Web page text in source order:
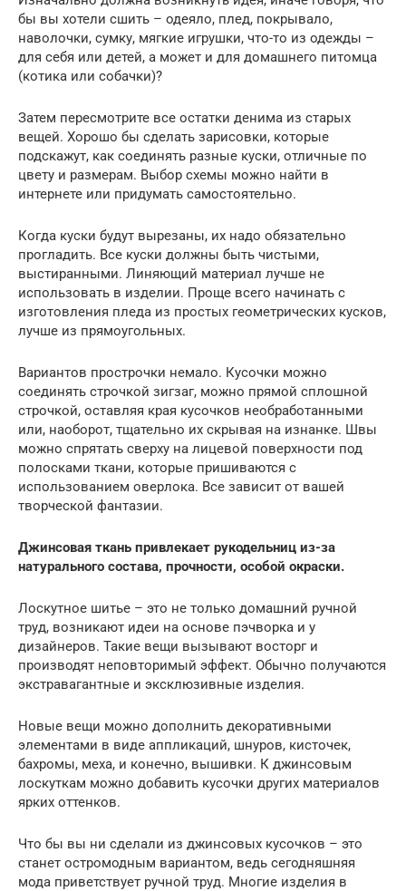
бы вы хотели сшить – одеяло, плед, покрывало,
наволочки, сумку, мягкие игрушки, что-то из одежды –
для себя или детей, а может и для домашнего питомца
(котика или собачки)?
Затем пересмотрите все остатки денима из старых
вещей. Хорошо бы сделать зарисовки, которые
подскажут, как соединять разные куски, отличные по
цвету и размерам. Выбор схемы можно найти в
интернете или придумать самостоятельно.
Когда куски будут вырезаны, их надо обязательно
прогладить. Все куски должны быть чистыми,
выстиранными. Линяющий материал лучше не
использовать в изделии. Проще всего начинать с
изготовления пледа из простых геометрических кусков,
лучше из прямоугольных.
Вариантов прострочки немало. Кусочки можно
соединять строчкой зигзаг, можно прямой сплошной
строчкой, оставляя края кусочков необработанными
или, наоборот, тщательно их скрывая на изнанке. Швы
можно спрятать сверху на лицевой поверхности под
полосками ткани, которые пришиваются с
использованием оверлока. Все зависит от вашей
творческой фантазии.
Джинсовая ткань привлекает рукодельниц из-за
натурального состава, прочности, особой окраски.
Лоскутное шитье – это не только домашний ручной
труд, возникают идеи на основе пэчворка и у
дизайнеров. Такие вещи вызывают восторг и
производят неповторимый эффект. Обычно получаются
экстравагантные и эксклюзивные изделия.
Новые вещи можно дополнить декоративными
элементами в виде аппликаций, шнуров, кисточек,
бахромы, меха, и конечно, вышивки. К джинсовым
лоскуткам можно добавить кусочки других материалов
ярких оттенков.
Что бы вы ни сделали из джинсовых кусочков – это
станет остромодным вариантом, ведь сегодняшняя
мода приветствует ручной труд. Многие изделия в